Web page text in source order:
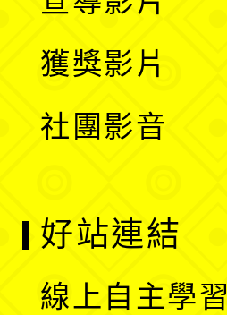
獲獎影片
社團影音
好站連結
線上自主學習